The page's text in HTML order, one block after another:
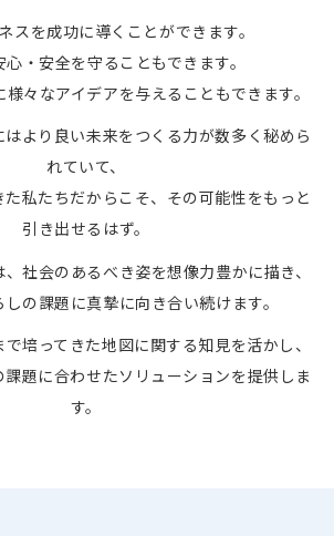
スを成功に導くことができます。
・安全を守ることもできます。
々なアイデアを与えることもできます。
より良い未来をつくる力が数多く秘めら
れていて、
私たちだからこそ、その可能性をもっと
引き出せるはず。
社会のあるべき姿を想像力豊かに描き、
の課題に真摯に向き合い続けます。
培ってきた地図に関する知見を活かし、
題に合わせたソリューションを提供しま
す。